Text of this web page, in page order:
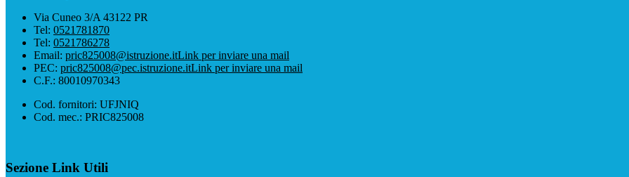
Via Cuneo 3/A 43122 PR
Tel: 0521781870
Tel: 0521786278
Email: pric825008@istruzione.itLink per inviare una mail
PEC: pric825008@pec.istruzione.itLink per inviare una mail
C.F.: 80010970343
Cod. fornitori: UFJNIQ
Cod. mec.: PRIC825008
Sezione Link Utili